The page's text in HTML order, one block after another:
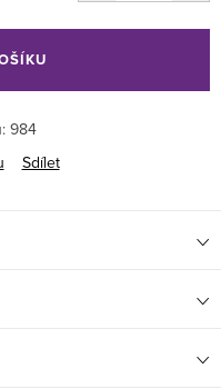
984
Sdílet